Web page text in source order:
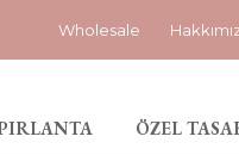
Wholesale
ÖZEL